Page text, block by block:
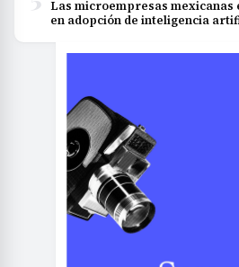
Las microempresas
en adopción de inteligencia